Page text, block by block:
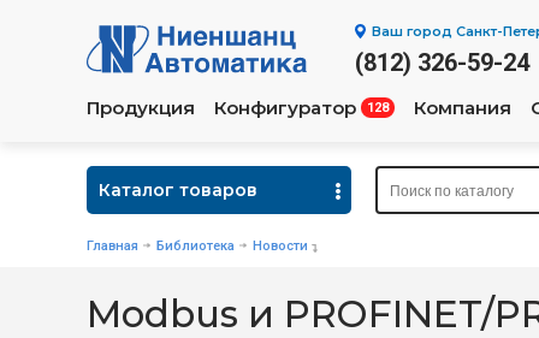
Ваш город Санкт-
(812) 326-59-24
Продукция Конфигуратор 128 Компания
Каталог товаров
Главная Библиотека Новости
Modbus и PROFINET/